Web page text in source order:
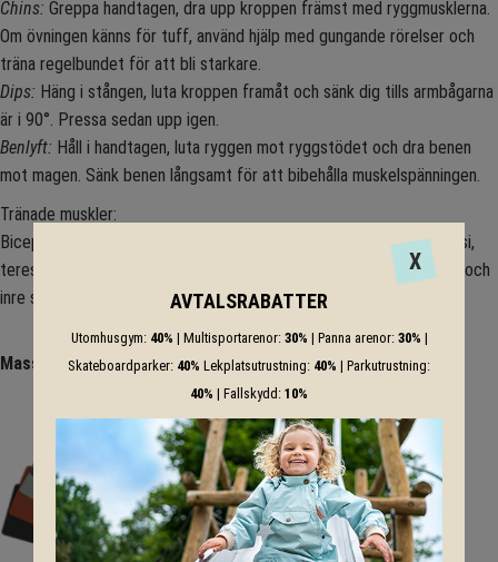
Chins: Greppa handtagen, dra upp kroppen främst med ryggmusklerna.
Om övningen känns för tuff, använd hjälp med gungande rörelser och
träna regelbundet för att bli starkare.
Dips: Häng i stången, luta kroppen framåt och sänk dig tills armbågarna
är i 90°. Pressa sedan upp igen.
Benlyft: Håll i handtagen, luta ryggen mot ryggstödet och dra benen
mot magen. Sänk benen långsamt för att bibehålla muskelspänningen.
Tränade muskler:
Biceps, triceps, brachialis, brachioradialis, trapezius, latissimus dorsi,
teres major, rhomboideus major, pectoralis major, deltoideus, yttre och
inre sneda magmuskler.
Massor av färger - utforska RAL-koderna.
X
AVTALSRABATTER
Utomhusgym: 40% | Multisportarenor: 30% | Panna arenor: 30% |
Skateboardparker: 40% Lekplatsutrustning: 40% | Parkutrustning:
40% | Fallskydd: 10%